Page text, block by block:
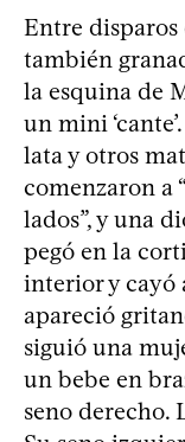
Entre disparos
también
la esquina de
un mini
lata y otros
comenzaron a
lados”, y una
pegó en la
interior y cayó
apareció
siguió una
un bebe en
seno derecho.